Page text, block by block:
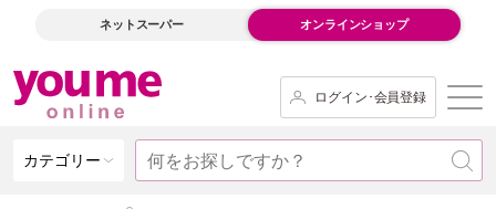
ネットスーパー オンラインショップ
ログイン･会員登録
カテゴリー